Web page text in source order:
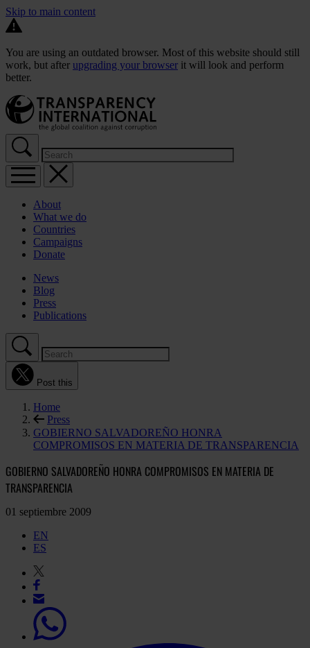
Skip to main content
You are using an outdated browser. Most of this website should still
work, but after upgrading your browser it will look and perform
better.
About
What we do
Countries
Campaigns
Donate
News
Blog
Press
Publications
Post this
Home
Press
GOBIERNO SALVADOREÑO HONRA
COMPROMISOS EN MATERIA DE TRANSPARENCIA
GOBIERNO SALVADOREÑO HONRA COMPROMISOS EN MATERIA DE
TRANSPARENCIA
01 septiembre 2009
EN
ES